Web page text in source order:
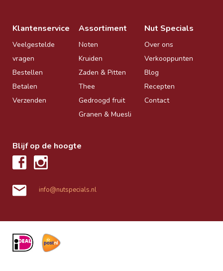
Klantenservice
Veelgestelde
vragen
Bestellen
Betalen
Verzenden
Assortiment
Noten
Kruiden
Zaden & Pitten
Thee
Gedroogd fruit
Granen & Muesli
Nut Specials
Over ons
Verkooppunten
Blog
Recepten
Contact
Blijf op de hoogte
info@nutspecials.nl